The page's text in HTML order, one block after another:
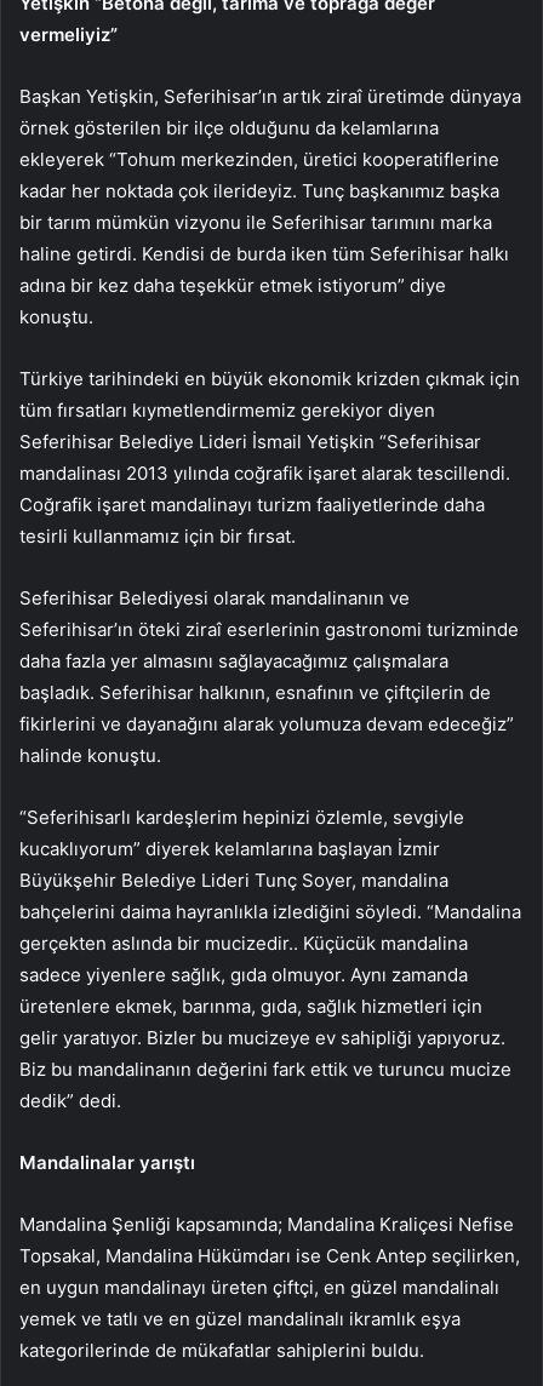
vermeliyiz”
Başkan Yetişkin, Seferihisar’ın artık ziraî üretimde dünyaya
örnek gösterilen bir ilçe olduğunu da kelamlarına
ekleyerek “Tohum merkezinden, üretici kooperatiflerine
kadar her noktada çok ilerideyiz. Tunç başkanımız başka
bir tarım mümkün vizyonu ile Seferihisar tarımını marka
haline getirdi. Kendisi de burda iken tüm Seferihisar halkı
adına bir kez daha teşekkür etmek istiyorum” diye
konuştu.
Türkiye tarihindeki en büyük ekonomik krizden çıkmak için
tüm fırsatları kıymetlendirmemiz gerekiyor diyen
Seferihisar Belediye Lideri İsmail Yetişkin “Seferihisar
mandalinası 2013 yılında coğrafik işaret alarak tescillendi.
Coğrafik işaret mandalinayı turizm faaliyetlerinde daha
tesirli kullanmamız için bir fırsat.
Seferihisar Belediyesi olarak mandalinanın ve
Seferihisar’ın öteki ziraî eserlerinin gastronomi turizminde
daha fazla yer almasını sağlayacağımız çalışmalara
başladık. Seferihisar halkının, esnafının ve çiftçilerin de
fikirlerini ve dayanağını alarak yolumuza devam edeceğiz”
halinde konuştu.
“Seferihisarlı kardeşlerim hepinizi özlemle, sevgiyle
kucaklıyorum” diyerek kelamlarına başlayan İzmir
Büyükşehir Belediye Lideri Tunç Soyer, mandalina
bahçelerini daima hayranlıkla izlediğini söyledi. “Mandalina
gerçekten aslında bir mucizedir.. Küçücük mandalina
sadece yiyenlere sağlık, gıda olmuyor. Aynı zamanda
üretenlere ekmek, barınma, gıda, sağlık hizmetleri için
gelir yaratıyor. Bizler bu mucizeye ev sahipliği yapıyoruz.
Biz bu mandalinanın değerini fark ettik ve turuncu mucize
dedik” dedi.
Mandalinalar yarıştı
Mandalina Şenliği kapsamında; Mandalina Kraliçesi Nefise
Topsakal, Mandalina Hükümdarı ise Cenk Antep seçilirken,
en uygun mandalinayı üreten çiftçi, en güzel mandalinalı
yemek ve tatlı ve en güzel mandalinalı ikramlık eşya
kategorilerinde de mükafatlar sahiplerini buldu.